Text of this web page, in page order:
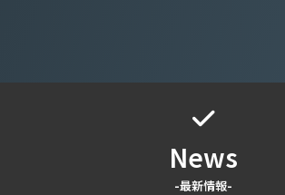
News
-最新情報-